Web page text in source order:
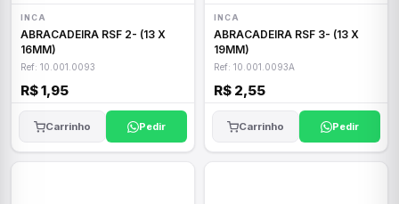
INCA
ABRACADEIRA RSF 2- (13 X
16MM)
Ref: 10.001.0093
R$ 1,95
Carrinho Pedir
INCA
ABRACADEIRA RSF 3- (13 X
19MM)
Ref: 10.001.0093A
R$ 2,55
Carrinho Pedir